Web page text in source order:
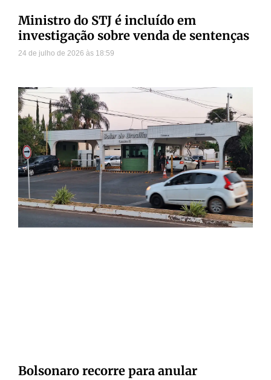
Ministro do STJ é incluído em
investigação sobre venda de sentenças
24 de julho de 2026 18:59
Bolsonaro recorre para anular